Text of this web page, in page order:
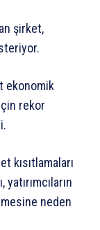
şirket,
ekonomik
rekor
kısıtlamaları
neden